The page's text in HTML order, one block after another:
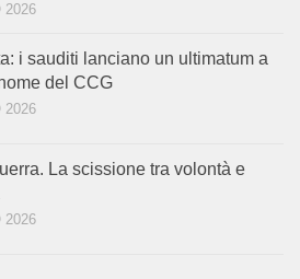
2026
i sauditi lanciano un ultimatum a
del CCG
2026
La scissione tra volontà e
2026